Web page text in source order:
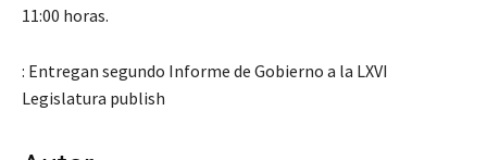
11:00 horas.
: Entregan segundo Informe de Gobierno a la LXVI
Legislatura publish